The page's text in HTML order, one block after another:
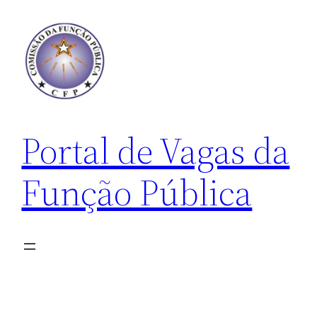
conteúdo
Portal de Vagas da
Função Pública